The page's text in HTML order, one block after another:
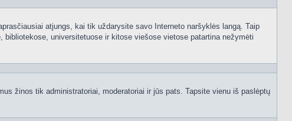
atjungs, kai tik uždarysite savo Interneto naršyklės langą. Taip
universitetuose ir kitose viešose vietose patartina nežymėti
žinos tik administratoriai, moderatoriai ir jūs pats. Tapsite vienu iš paslėptų